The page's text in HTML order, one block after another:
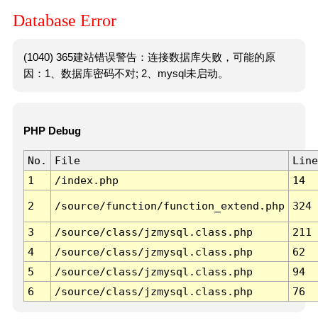
Database Error
(1040) 365建站错误警告：连接数据库失败，可能的原
因：1、数据库密码不对; 2、mysql未启动。
PHP Debug
No. File
Line
1
/index.php 14
2 /source/function/function_extend.php 324
3 /source/class/jzmysql.class.php
211
4
/source/class/jzmysql.class.php
62
5
/source/class/jzmysql.class.php
94
6
/source/class/jzmysql.class.php 76